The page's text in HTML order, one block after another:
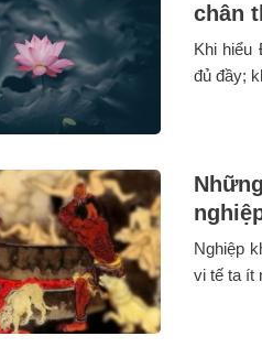
chân
Khi hiểu
đủ đầy;
Nghiệp
vi tế ta ít